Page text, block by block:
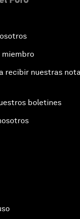
miembro
recibir nuestras
boletines